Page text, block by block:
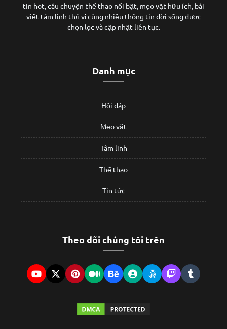
tin hot, câu chuyện thể thao nổi bật, mẹo vặt hữu ích, bài
viết tâm linh thú vị cùng nhiều thông tin đời sống được
chọn lọc và cập nhật liên tục.
Danh mục
Hỏi đáp
Mẹo vặt
Tâm linh
Thể thao
Tin tức
Theo dõi chúng tôi trên